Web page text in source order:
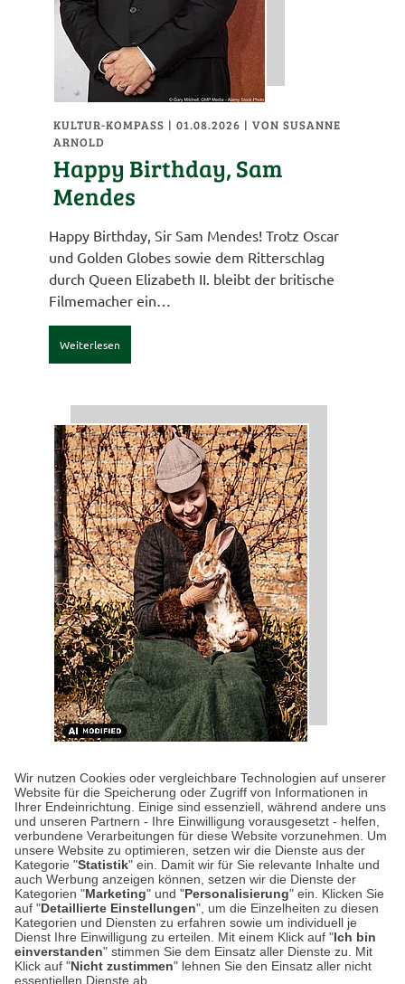
Wir nutzen Cookies oder vergleichbare Technologien auf unserer
Website für die Speicherung oder Zugriff von Informationen in
Ihrer Endeinrichtung. Einige sind essenziell, während andere uns
und unseren Partnern - Ihre Einwilligung vorausgesetzt - helfen,
verbundene Verarbeitungen für diese Website vorzunehmen. Um
unsere Website zu optimieren, setzen wir die Dienste aus der
Kategorie "Statistik" ein. Damit wir für Sie relevante Inhalte und
auch Werbung anzeigen können, setzen wir die Dienste der
Kategorien "Marketing" und "Personalisierung" ein. Klicken Sie
auf "Detaillierte Einstellungen", um die Einzelheiten zu diesen
Kategorien und Diensten zu erfahren sowie um individuell je
Dienst Ihre Einwilligung zu erteilen. Mit einem Klick auf "Ich bin
einverstanden" stimmen Sie dem Einsatz aller Dienste zu. Mit
Klick auf "Nicht zustimmen" lehnen Sie den Einsatz aller nicht
essentiellen Dienste ab.
KULTUR-KOMPASS | 01.08.2026 |VON SUSANNE
ARNOLD
Happy Birthday, Sam
Mendes
Happy Birthday, Sir Sam Mendes! Trotz Oscar
und Golden Globes sowie dem Ritterschlag
durch Queen Elizabeth II. bleibt der britische
Filmemacher ein…
Weiterlesen
ARNOLD
Happy Birthday, Beatrix
Potter!
Wer kennt sie nicht, die Geschichten von
Peter Hase und Jemima Pratschel-Watschel?
Heute vor 160 Jahren wurde ihre großartige
Erfinderin Beatrix…